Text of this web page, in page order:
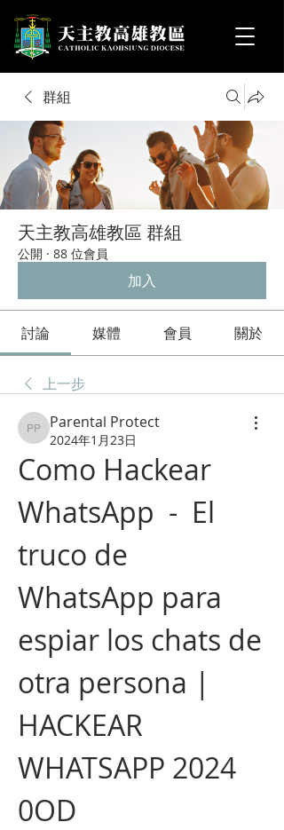
群組
天主教高雄教區 群組
公開 · 88 位會員
加入
討論 媒體 會員 關於
上一步
Parental Protect
Parental Protect
2024年1月23日
Como Hackear
WhatsApp  -  El
truco de
WhatsApp para
espiar los chats de
otra persona |
HACKEAR
WHATSAPP 2024
0OD